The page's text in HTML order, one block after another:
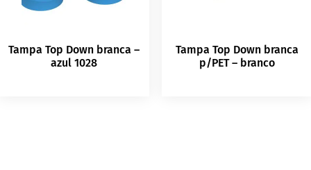
Tampa Top Down branca –
azul 1028
Tampa Top Down branca
p/PET – branco